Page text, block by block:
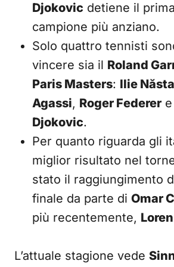
Djokovic detiene il
campione più anziano.
Solo quattro tennisti
vincere sia il Roland
Paris Masters: Ilie
Agassi, Roger Federer e
Djokovic.
Per quanto riguarda gli
miglior risultato nel
stato il raggiungimento
finale da parte di Omar
più recentemente,
L’attuale stagione vede